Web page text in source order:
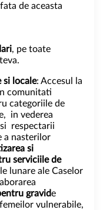
de aceasta
, pe toate
locale: Accesul la
comunitati
categoriile de
in vederea
respectarii
a nasterilor
si
serviciile de
lunare ale Caselor
gravide
vulnerabile,